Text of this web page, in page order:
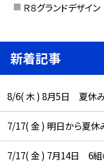
Ｒ８グランドデザイン
新着記事
8/6( 木 ) 8月5日 夏休
7/17( 金 ) 明日から夏休
7/17( 金 ) 7月14日 6組